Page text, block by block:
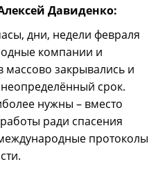
Давиденко:
дни, недели февраля
компании и
массово закрывались и
срок.
нужны – вместо
ради спасения
протоколы